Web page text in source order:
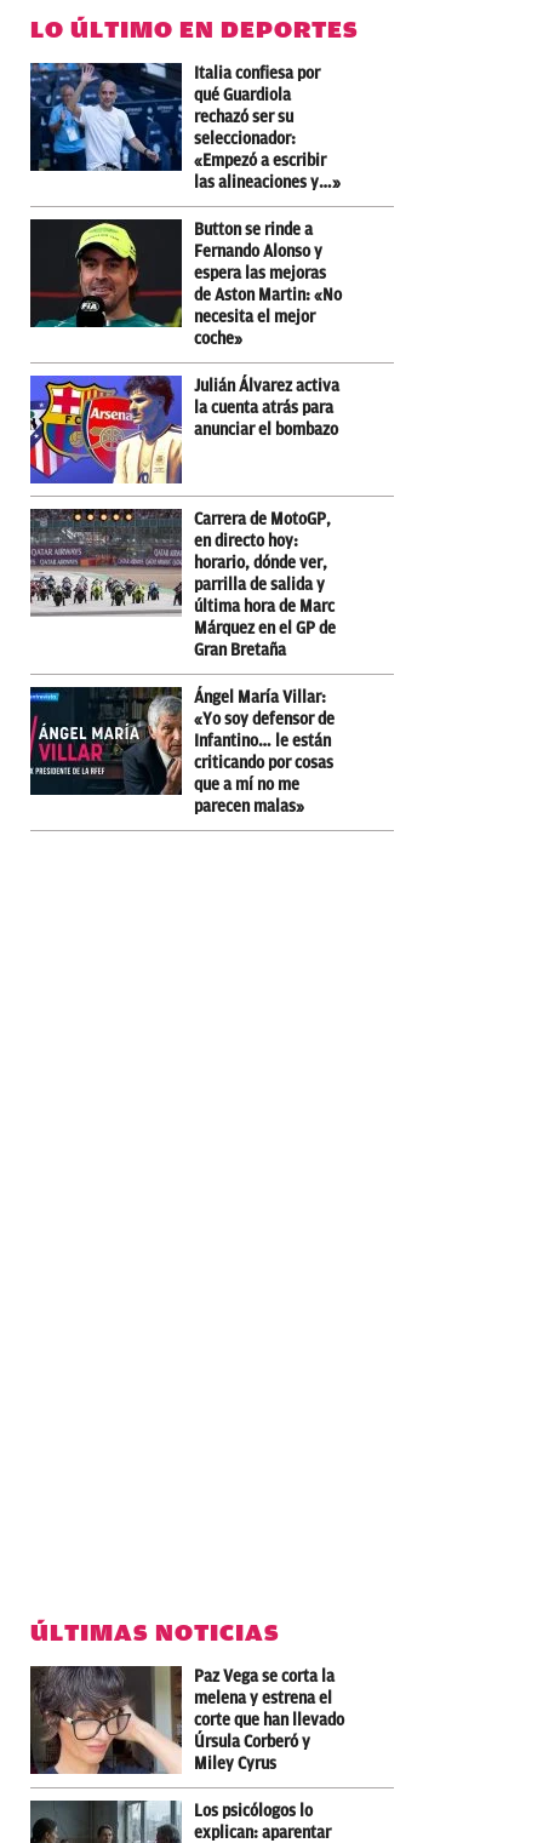
LO ÚLTIMO EN DEPORTES
Italia confiesa por
qué Guardiola
rechazó ser su
seleccionador:
«Empezó a escribir
las alineaciones y…»
Button se rinde a
Fernando Alonso y
espera las mejoras
de Aston Martin: «No
necesita el mejor
coche»
Julián Álvarez activa
la cuenta atrás para
anunciar el bombazo
Carrera de MotoGP,
en directo hoy:
horario, dónde ver,
parrilla de salida y
última hora de Marc
Márquez en el GP de
Gran Bretaña
Ángel María Villar:
«Yo soy defensor de
Infantino… le están
criticando por cosas
que a mí no me
parecen malas»
ÚLTIMAS NOTICIAS
Paz Vega se corta la
melena y estrena el
corte que han llevado
Úrsula Corberó y
Miley Cyrus
Los psicólogos lo
explican: aparentar